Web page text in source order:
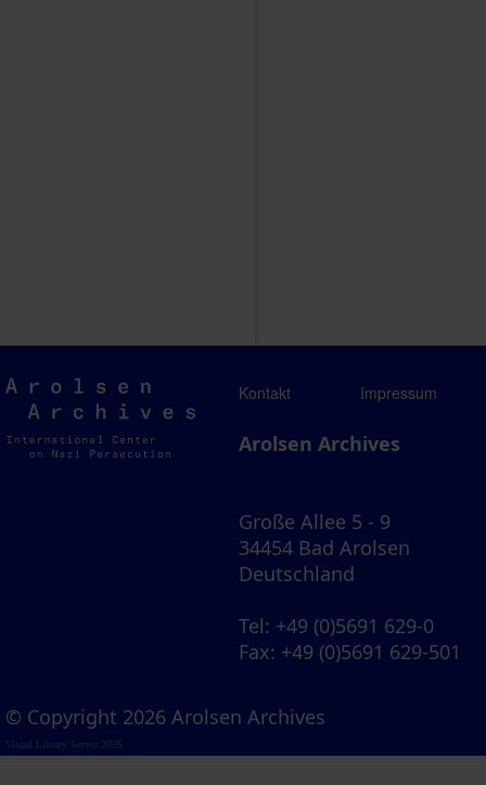
Arolsen
Archives
Kontakt Impressum
Arolsen Archives
Große Allee 5 - 9
34454 Bad Arolsen
Deutschland
Tel: +49 (0)5691 629-0
Fax: +49 (0)5691 629-501
© Copyright 2026 Arolsen Archives
Visual Library Server 2026